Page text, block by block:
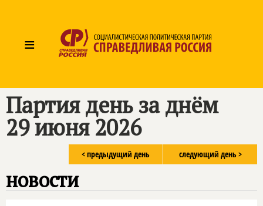
≡
Партия день за днём
29 июня 2026
следующий день >
< предыдущий день
новости